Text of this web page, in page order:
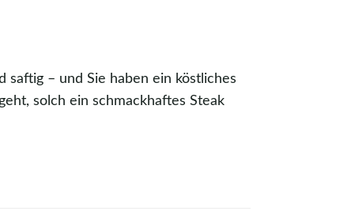
– und Sie haben ein köstliches
solch ein schmackhaftes Steak